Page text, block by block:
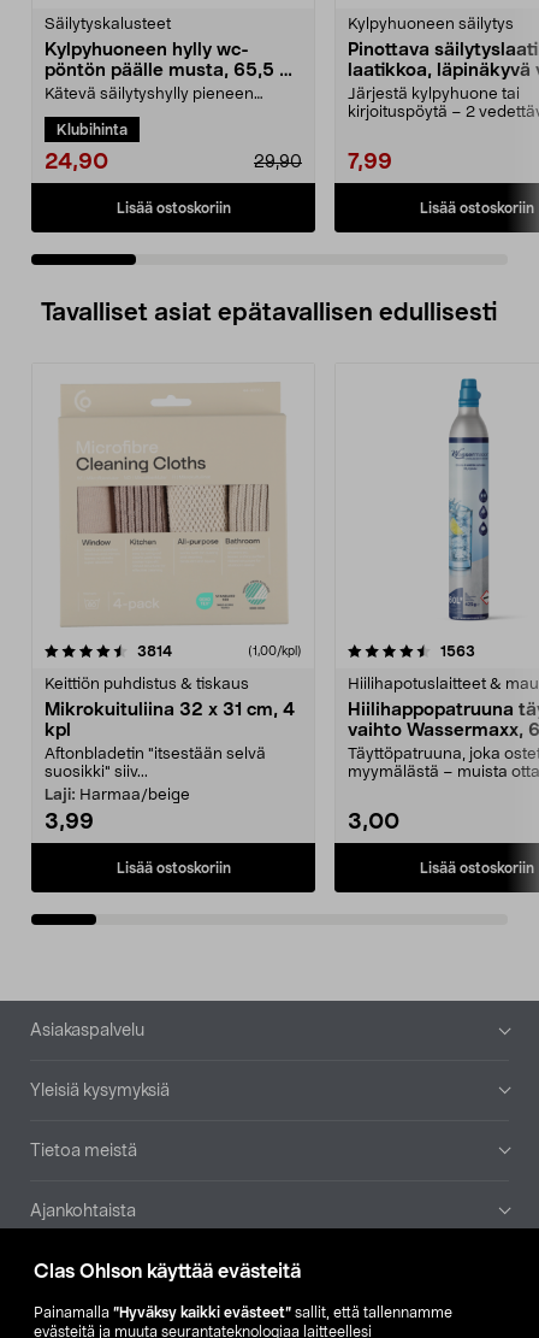
Clas Ohlson käyttää evästeitä
Painamalla ”Hyväksy kaikki evästeet” sallit, että tallennamme
evästeitä ja muuta seurantateknologiaa laitteellesi
Säilytyskalusteet
Kylpyhuoneen hylly wc-
pöntön päälle musta, 65,5 x
24 x 163 cm
Kätevä säilytyshylly pieneen
wc-pöntön taaksen tai...
Klubihinta
24,90 29,90
Lisää ostoskoriin
Kylpyhuoneen säilytys
Pinottava
laatikkoa, läpinäkyvä
Järjestä kylpyhuone tai
kirjoituspöytä – 2
7,99
Lisää ostoskoriin
Tavalliset asiat epätavallisen edullisesti
3814arvostelut (1,00/kpl)
Keittiön puhdistus & tiskaus
Mikrokuituliina 32 x 31 cm, 4
kpl
Aftonbladetin "itsestään selvä
suosikki" siiv...
Laji: Harmaa/beige
3,99
Lisää ostoskoriin
4.5viidestä
1563
Hiilihapotuslaitteet &
Hiilihappopatruuna
vaihto Wassermaxx,
Täyttöpatruuna, joka
myymälästä – muista
3,00
Lisää ostoskoriin
4.5viidestä
Alatunniste
Asiakaspalvelu
Yleisiä kysymyksiä
Tietoa meistä
Ajankohtaista
Muut yrityksemme
Etsi myymälä